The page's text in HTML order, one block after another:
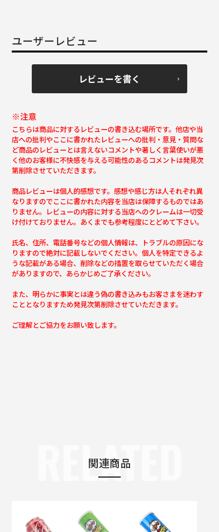
ユーザーレビュー
レビューを書く
※注意
こちらは商品に対するレビューの書き込む場所です。他店や当
店への批判やここに書かれたレビューへの批判・意見・質問な
ど商品のレビューとは言えないコメントや著しく言葉使いが悪
く他のお客様に不快感を与える可能性のあるコメントは発見次
第削除させていただきます。
商品レビューは個人的感想です。感想や感じ方は人それぞれ異
なりますのでここに書かれた内容を当店は保障するものではあ
りません。レビューの内容に対する当店へのクレームは一切受
け付けておりません。あくまでも参考程度にとどめて下さい。
氏名、住所、電話番号などの個人情報は、トラブルの原因にな
りますので絶対に記載しないでください。個人を特定できるよ
うな記載がある場合、削除などの措置を取らせていただく場合
がありますので、あらかじめご了承ください。
また、明らかに事実とは違う偽の書き込みもお客さまを迷わす
こととなりますため発見次第削除させていただきます。
ご理解とご協力をお願い致します。
関連商品
RELATED